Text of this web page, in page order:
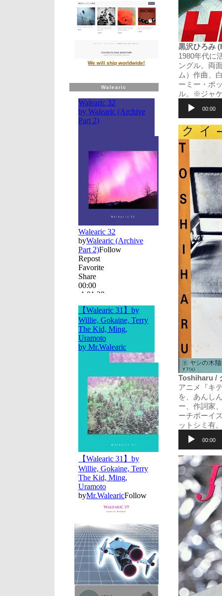
黒沢ひろみ
1980年代に
ングル。両
ム）作曲、
ーミー・ポ
ル。※ジャ
プ
レ
ー
ヤ
ー
00:00
Toshiharu /
アニメ『キ
を、あんし
ー、作詞家
ーチボーイ
ットシミ有
プ
レ
ー
ヤ
ー
00:00
We will ship worldwide!
Walearic